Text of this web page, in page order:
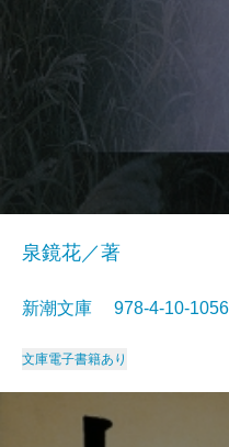
泉鏡花／著
新潮文庫 978-4-10-
文庫電子書籍あり